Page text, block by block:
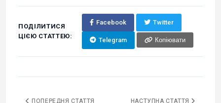
ПОДІЛИТИСЯ
ЦІЄЮ СТАТТЕЮ:
Facebook Twitter
Telegram Копіювати
ПОПЕРЕДНЯ СТАТТЯ НАСТУПНА СТАТТЯ